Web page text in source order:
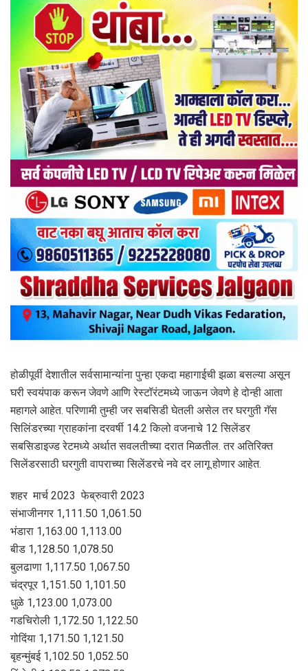
होळीपूर्वी देशातील सर्वसामान्यांना पुन्हा एकदा महागाईची झळा बसल्या असून
घरी स्वयंपाक करून जेवणे आणि रेस्टॉरंटमध्ये जाऊन जेवणे हे दोन्ही आता
महागले आहेत. परिणामी तुम्ही जर सबसिडी घेतली असेल तर घरगुती गॅस
सिलिंडरच्या ग्राहकांना दरवर्षी 14.2 किलो वजनाचे 12 सिलेंडर
सबसिडाइज्ड रेटमध्ये अर्थात सवलतीच्या दरात मिळतील. तर अतिरिक्त
सिलेंडरसाठी घरगुती वापराच्या सिलेंडरचे नवे दर लागू होणार आहेत.
शहर मार्च 2023 फेब्रुवारी 2023
संभाजीनगर 1,111.50 1,061.50
भंडारा 1,163.00 1,113.00
बीड 1,128.50 1,078.50
बुलढाणा 1,117.50 1,067.50
चंद्रपूर 1,151.50 1,101.50
धुळे 1,123.00 1,073.00
गडचिरोली 1,172.50 1,122.50
गोदिंया 1,171.50 1,121.50
बृहन्मुंबई 1,102.50 1,052.50